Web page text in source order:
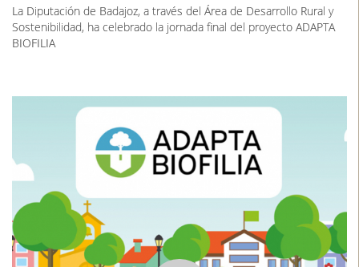
La Diputación de Badajoz, a través del Área de Desarrollo Rural y
Sostenibilidad, ha celebrado la jornada final del proyecto ADAPTA
BIOFILIA